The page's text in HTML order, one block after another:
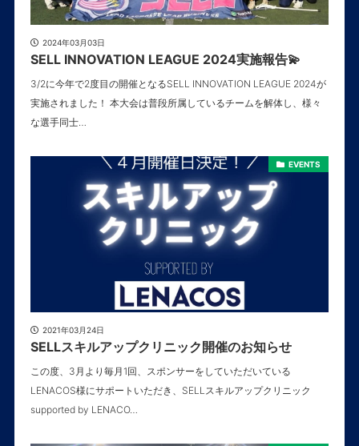
2024年03月03日
SELL INNOVATION LEAGUE 2024実施報告💫
3/2に今年で2度目の開催となるSELL INNOVATION LEAGUE 2024が
実施されました！ 本大会は普段所属しているチームを解体し、様々
な選手同士…
EVENTS
2021年03月24日
SELLスキルアップクリニック開催のお知らせ
この度、3月より毎月1回、スポンサーをしていただいている
LENACOS様にサポートいただき、SELLスキルアップクリニック
supported by LENACO…